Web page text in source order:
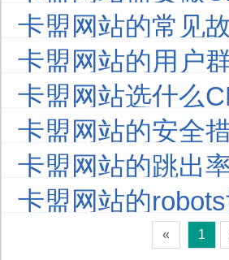
卡盟网站的常见
卡盟网站的用户
卡盟网站选什么
卡盟网站的安全
卡盟网站的跳出
卡盟网站的
« 1